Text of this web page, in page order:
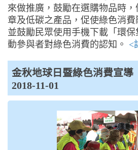
來做推廣，鼓勵在選購物品時
章及低碳之產品，促使綠色消費
並鼓勵民眾使用手機下載「環
動參與者對綠色消費的認知。 <
金秋地球日暨綠色消費宣導
2018-11-01